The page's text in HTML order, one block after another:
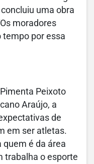
uma obra
moradores
por essa
Peixoto
Araújo, a
de
em ser atletas.
quem é da área
trabalha o esporte